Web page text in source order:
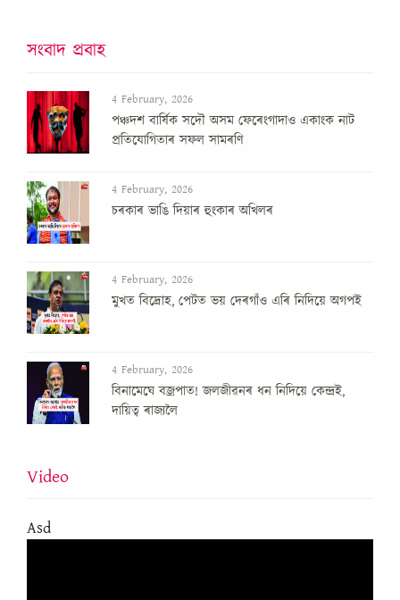
সংবাদ প্ৰবাহ
4 February, 2026
পঞ্চদশ বার্ষিক সদৌ অসম ফেৰেংগাদাও একাংক নাট
প্রতিযোগিতাৰ সফল সামৰণি
4 February, 2026
চৰকাৰ ভাঙি দিয়াৰ হুংকাৰ অখিলৰ
4 February, 2026
মুখত বিদ্ৰোহ, পেটত ভয় দেৰগাঁও এৰি নিদিয়ে অগপই
4 February, 2026
বিনামেঘে বজ্ৰপাত! জলজীৱনৰ ধন নিদিয়ে কেন্দ্ৰই,
দায়িত্ব ৰাজ্যলৈ
Video
Asd